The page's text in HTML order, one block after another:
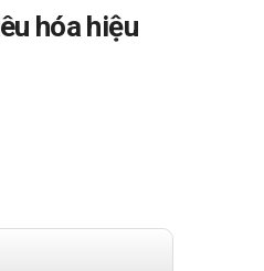
hóa hiệu